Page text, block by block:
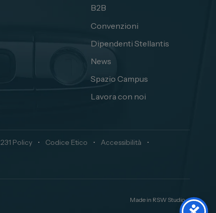
B2B
Convenzioni
Dipendenti Stellantis
News
Spazio Campus
Lavora con noi
231 Policy • Codice Etico • Accessibilità •
Made in RSW Studio